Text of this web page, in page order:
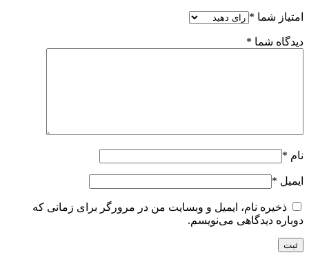
امتیاز شما *
دیدگاه شما *
نام *
ایمیل *
ذخیره نام، ایمیل و وبسایت من در مرورگر برای زمانی که
دوباره دیدگاهی می‌نویسم.